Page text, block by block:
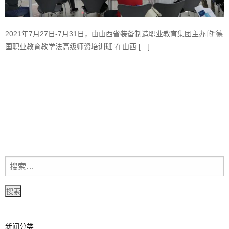
2021年7月27日-7月31日，由山西省装备制造职业教育集团主办的“德
国职业教育教学法高级师资培训班”在山西 […]
新闻分类